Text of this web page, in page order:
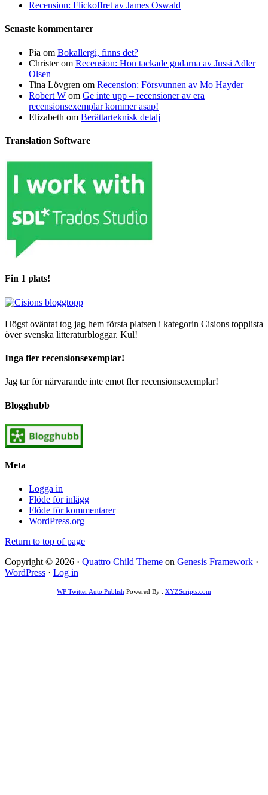
Recension: Flickoffret av James Oswald
Senaste kommentarer
Pia om Bokallergi, finns det?
Christerom Recension: Hon tackade gudarna av Jussi Adler
Olsen
Tina Lövgren om Recension: Försvunnen av Mo Hayder
Robert W om Ge inte upp – recensioner av era
recensionsexemplar kommer asap!
Elizabeth om Berättarteknisk detalj
Translation Software
Fin 1 plats!
Högst oväntat tog jag hem första platsen i kategorin Cisions topplista
över svenska litteraturbloggar. Kul!
Inga fler recensionsexemplar!
Jag tar för närvarande inte emot fler recensionsexemplar!
Blogghubb
Meta
Logga in
Flöde för inlägg
Flöde för kommentarer
WordPress.org
Return to top of page
Copyright © 2026 · Quattro Child Theme on Genesis Framework ·
WordPress · Log in
WP Twitter Auto Publish Powered By : XYZScripts.com